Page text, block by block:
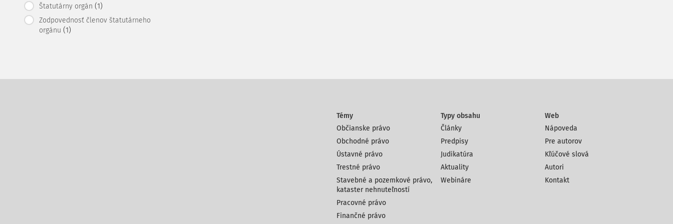
Štatutárny orgán (1)
Zodpovednosť členov štatutárneho
orgánu (1)
Témy
Občianske právo
Obchodné právo
Ústavné právo
Trestné právo
Stavebné a pozemkové právo,
kataster nehnuteľností
Pracovné právo
Finančné právo
Typy obsahu
Články
Predpisy
Judikatúra
Aktuality
Webináre
Web
Nápoveda
Pre autorov
Kľúčové slová
Autori
Kontakt